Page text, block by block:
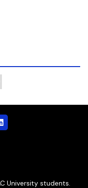
University students.